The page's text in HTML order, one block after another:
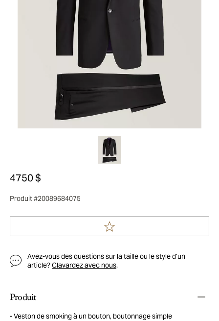
4750 $
Produit #20089684075
Avez-vous des questions sur la taille ou le style d’un
article?Clavardez avec nous.
Produit
Veston de smoking à un bouton, boutonnage simple